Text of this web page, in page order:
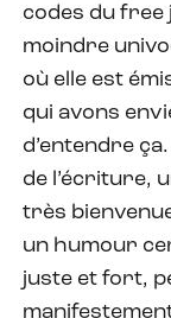
codes du free
moindre
où elle est
qui avons
d’entendre
de l’écriture,
très
un humour
juste et fort,